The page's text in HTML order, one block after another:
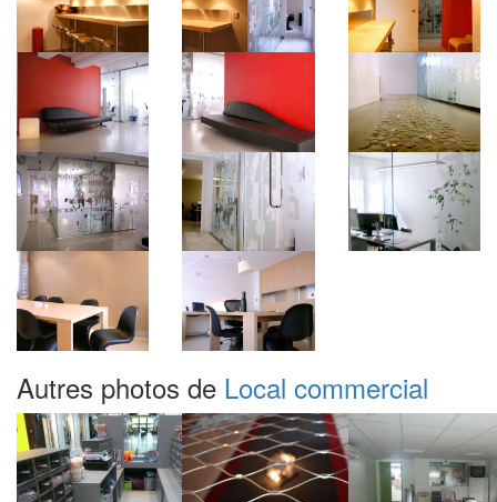
Autres photos de Local commercial